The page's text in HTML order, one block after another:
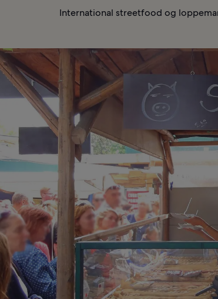
International streetfood og